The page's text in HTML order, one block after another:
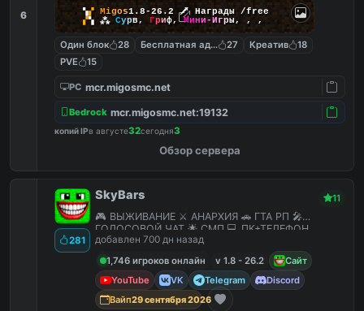
6 ▚▞ Migos1.8-26.2🗡 Награды /free
▞▚ ⁂ Сурв, Гриф,Мини-Игры, , ,
Один блок 28 Бесплатная админка
27 Креатив
18
PVE
15
PC mcr.migosmc.net
Bedrock mcr.migosmc.net:19132
копий IPв августе32сегодня3
Обзор сервера
281
SkyBars 11
🎮 ВЫЖИВАНИЕ ⚔️ АНАРХИЯ 🚗 ГТА РП 🎤
ГОЛОСОВОЙ ЧАТ 🌟 СМП 💻 ПК+ТЕЛЕФОН
добавлен 700 дн назад
1,746 игроков онлайн
v 1.8 - 26.2
Сайт
YouTube
VK Telegram
Discord
Вайп29 сентября 2026